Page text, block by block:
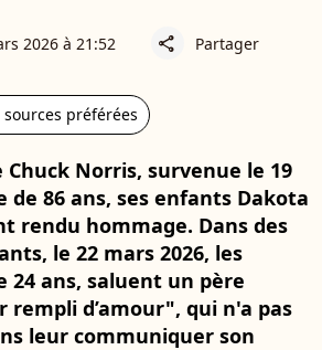
2026 à 21:52 share Partager
préférées
Norris, survenue le 19
de 86 ans, ses enfants Dakota
rendu hommage. Dans des
le 22 mars 2026, les
24 ans, saluent un père
d’amour", qui n'a pas
leur communiquer son